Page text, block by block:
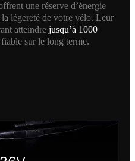
une réserve d’énergie
légèreté de votre vélo. Leur
atteindre jusqu’à 1000
sur le long terme.